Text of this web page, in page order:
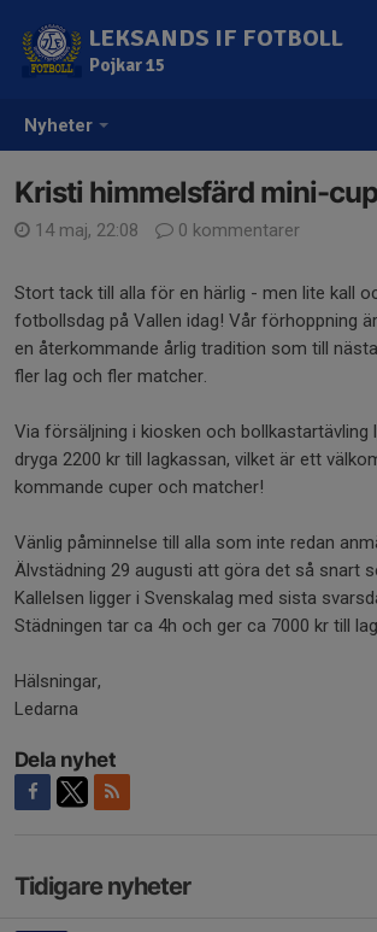
Nyheter
LEKSANDS IF FOTBOLL
Pojkar 15
Kristi himmelsfärd mini-cup
14 maj, 22:08 0 kommentarer
Stort tack till alla för en härlig - men lite kall
fotbollsdag på Vallen idag! Vår förhoppning
en återkommande årlig tradition som till
fler lag och fler matcher.
Via försäljning i kiosken och bollkastartävling
dryga 2200 kr till lagkassan, vilket är ett
kommande cuper och matcher!
Vänlig påminnelse till alla som inte redan
Älvstädning 29 augusti att göra det så snart
Kallelsen ligger i Svenskalag med sista
Städningen tar ca 4h och ger ca 7000 kr till
Hälsningar,
Ledarna
Dela nyhet
Tidigare nyheter